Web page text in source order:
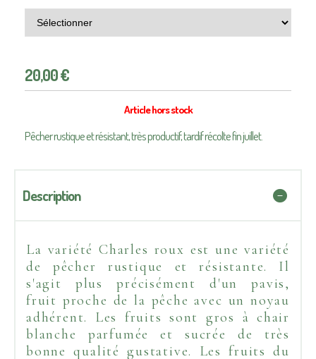
20,00€
Article hors stock
Pêcher rustique et résistant, très productif, tardif récolte fin juillet.
Description
La variété Charles roux est une variété
de pêcher rustique et résistante. Il
s'agit plus précisément d'un pavis,
fruit proche de la pêche avec un noyau
adhérent. Les fruits sont gros à chair
blanche parfumée et sucrée de très
bonne qualité gustative. Les fruits du